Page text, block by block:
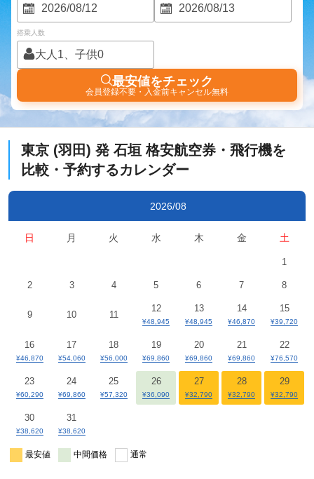
搭乗人数
大人1、子供0
最安値をチェック
会員登録不要・入金前キャンセル無料
東京 (羽田) 発 石垣格安航空券・飛行機を
比較・予約するカレンダー
2026/08
日 月 火 水 木 金 土
1
2 3 4 5 6 7 8
9 10 11
12
¥48,945
13
¥48,945
14
¥46,870
15
¥39,720
16
¥46,870
17
¥54,060
18
¥56,000
19
¥69,860
20
¥69,860
21
¥69,860
22
¥76,570
23
¥60,290
24
¥69,860
25
¥57,320
26
¥36,090
27
¥32,790
28
¥32,790
29
¥32,790
30
¥38,620
31
¥38,620
最安値 中間価格 通常